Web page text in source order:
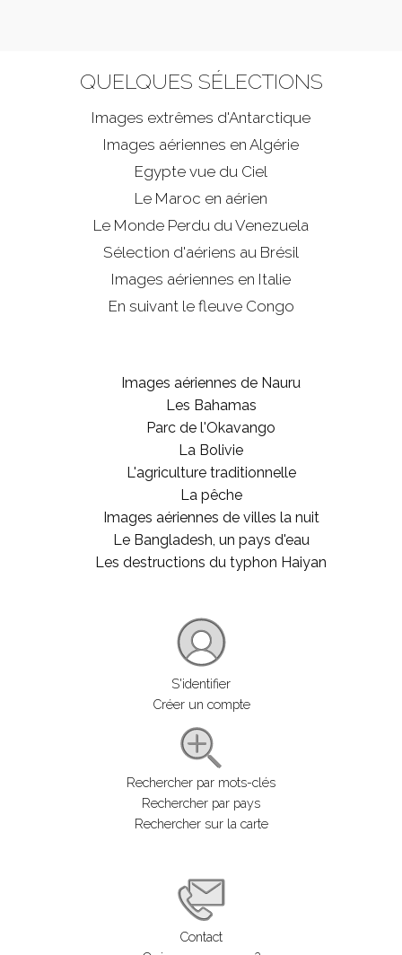
QUELQUES SÉLECTIONS
Images extrêmes d'Antarctique
Images aériennes en Algérie
Egypte vue du Ciel
Le Maroc en aérien
Le Monde Perdu du Venezuela
Sélection d'aériens au Brésil
Images aériennes en Italie
En suivant le fleuve Congo
Images aériennes de Nauru
Les Bahamas
Parc de l'Okavango
La Bolivie
L'agriculture traditionnelle
La pêche
Images aériennes de villes la nuit
Le Bangladesh, un pays d'eau
Les destructions du typhon Haiyan
S'identifier
Créer un compte
Rechercher par mots-clés
Rechercher par pays
Rechercher sur la carte
Contact